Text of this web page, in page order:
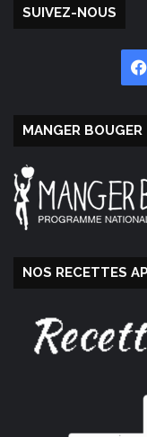
SUIVEZ-NOUS
MANGER BOUGER
NOS RECETTES